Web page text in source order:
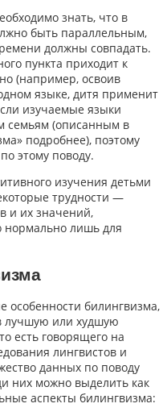
знать, что в
быть параллельным,
должны совпадать.
пункта приходит к
(например, освоив
языке, дитя применит
изучаемые языки
семьям (описанным в
подробнее), поэтому
этому поводу.
изучения детьми
трудности —
и их значений,
нормально лишь для
особенности билингвизма,
лучшую или худшую
есть говорящего на
лингвистов и
данных по поводу
них можно выделить как
аспекты билингвизма: